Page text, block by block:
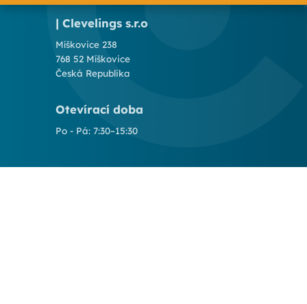
| Clevelings s.r.o
Míškovice 238
768 52 Míškovice
Česká Republika
Otevírací doba
Po - Pá: 7:30–15:30